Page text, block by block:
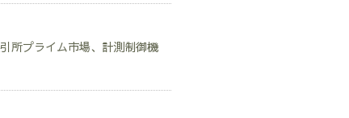
所プライム市場、計測制御機